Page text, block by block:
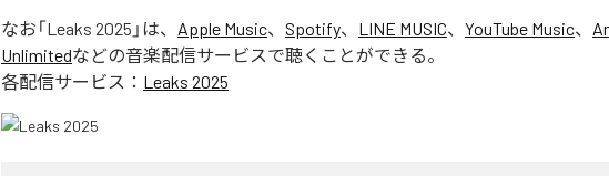
なお「Leaks 2025 」は、 Apple Music、 Spotify、 LINE MUSIC、 YouTube Music、
Unlimitedなどの音楽配信サービスで聴くことができる。
各配信サービス： Leaks 2025